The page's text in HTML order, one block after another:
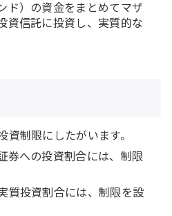
ド）の資金をまとめてマザ
資信託に投資し、実質的な
制限にしたがいます。
券への投資割合には、制限
質投資割合には、制限を設